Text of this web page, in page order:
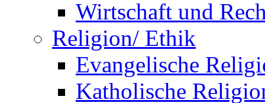
Wirtschaft und
Religion/ Ethik
Evangelische
Katholische